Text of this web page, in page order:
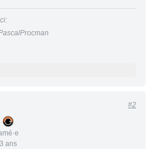
ans
#2